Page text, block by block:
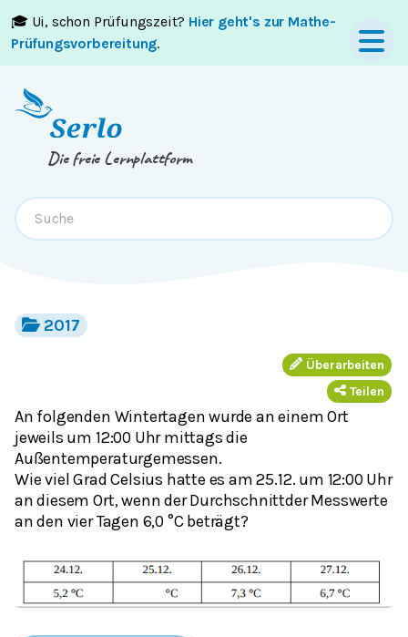
🎓 Ui, schon Prüfungszeit? Hier geht's zur Mathe-
Prüfungsvorbereitung.
Springe zumInhaltoderFooter
Die freie Lernplattform
2017
Überarbeiten
Teilen
An folgenden Wintertagen wurde an einem Ort
jeweils um 12:00 Uhr mittags die
Außentemperaturgemessen.
Wie viel Grad Celsius hatte es am 25.12. um 12:00 Uhr
an diesem Ort, wenn der Durchschnittder Messwerte
an den vier Tagen 6,0 °C beträgt?